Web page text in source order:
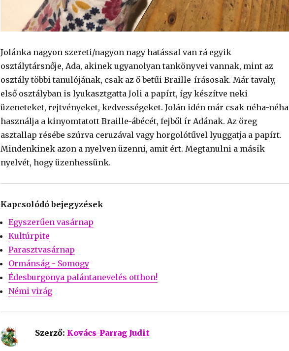
Jolánka nagyon szereti/nagyon nagy hatással van rá egyik
osztálytársnője, Ada, akinek ugyanolyan tankönyvei vannak, mint az
osztály többi tanulójának, csak az ő betűi Braille-írásosak. Már tavaly,
első osztályban is lyukasztgatta Joli a papírt, így készítve neki
üzeneteket, rejtvényeket, kedvességeket. Jolán idén már csak néha-néha
használja a kinyomtatott Braille-ábécét, fejből ír Adának. Az öreg
asztallap résébe szúrva ceruzával vagy horgolótűvel lyuggatja a papírt.
Mindenkinek azon a nyelven üzenni, amit ért. Megtanulni a másik
nyelvét, hogy üzenhessünk.
Kapcsolódó bejegyzések
Egyszerűen vasárnap
Kultúrpite
Parasztvasárnap
Ormánság - Somogy
Édesburgonya palántanevelés otthon!
Némi virág
Szerző: Kovács-Parrag Judit